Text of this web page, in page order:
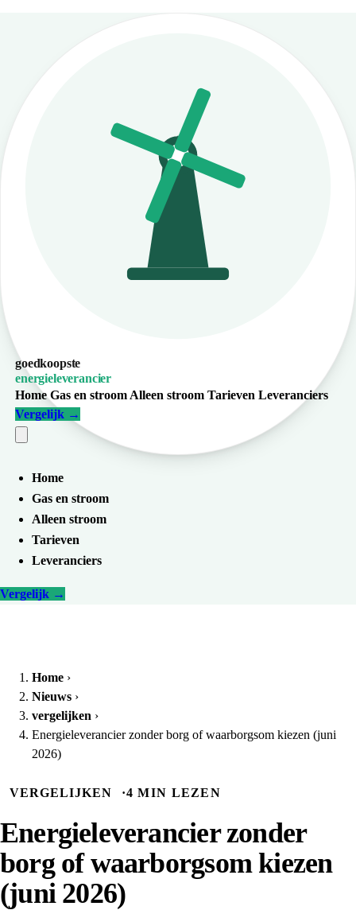
goedkoopste
energieleverancier
HomeGas en stroom Alleen stroom Tarieven Leveranciers
Vergelijk →
Home
Gas en stroom
Alleen stroom
Tarieven
Leveranciers
Vergelijk →
Home ›
Nieuws ›
vergelijken ›
Energieleverancier zonder borg of waarborgsom kiezen (juni
2026)
VERGELIJKEN ·4 MIN LEZEN
Energieleverancier zonder
borg of waarborgsom kiezen
(juni 2026)